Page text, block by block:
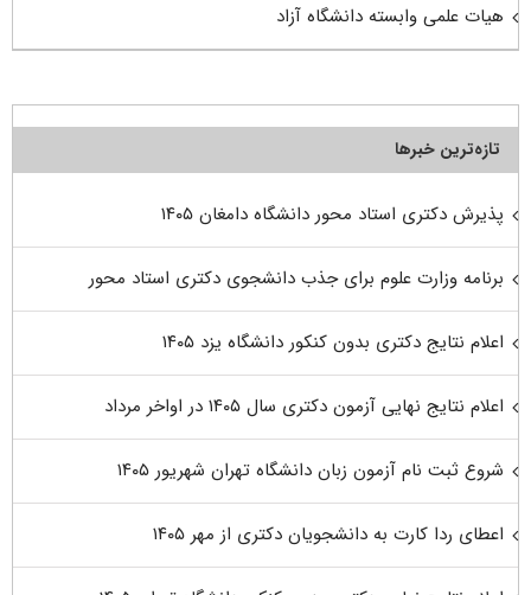
هیات علمی وابسته دانشگاه آزاد
تازه‌ترین خبرها
پذیرش دکتری استاد محور دانشگاه دامغان ۱۴۰۵
برنامه وزارت علوم برای جذب دانشجوی دکتری استاد محور
اعلام نتایج دکتری بدون کنکور دانشگاه یزد ۱۴۰۵
اعلام نتایج نهایی آزمون دکتری سال ۱۴۰۵ در اواخر مرداد
شروع ثبت نام آزمون زبان دانشگاه تهران شهریور ۱۴۰۵
اعطای ردا کارت به دانشجویان دکتری از مهر ۱۴۰۵